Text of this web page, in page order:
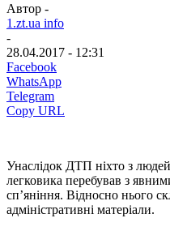
Автор -
1.zt.ua info
-
28.04.2017 - 12:31
Facebook
WhatsApp
Telegram
Copy URL
Унаслідок ДТП ніхто з
легковика перебував з
сп’яніння. Відносно нього
адміністративні матеріали.